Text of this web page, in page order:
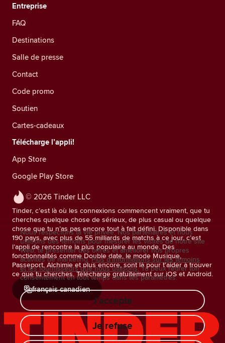
© 2026 Tinder LLC
Tinder, c’est là où les connexions commencent vraiment, que tu
cherches quelque chose de sérieux, de plus casual ou quelque
chose que tu n’as pas encore tout à fait défini. Disponible dans
190 pays, avec plus de 55 milliards de matchs à ce jour, c’est
l’appli de rencontre la plus populaire au monde. Des
fonctionnalités comme Double date, le mode Musique,
Passeport, Alchimie et plus encore, sont là pour t'aider à trouver
ce que tu cherches. Télécharge gratuitement sur iOS et Android.
français canadien
Entreprise
FAQ
Destinations
Salle de presse
Contact
Code promo
Soutien
Cartes-cadeaux
Télécharge l’appli!
App Store
Google Play Store
Nous respectons ta vie privée. Nos partenaires et nous
utilisons des témoins pour mesurer les visites de notre site
Web, te présenter des offres et améliorer nos propres
activités de marketing. Plus d'informations sur les témoins
et les fournisseurs que nous utilisons. Tu peux retirer ton
consentement en tout temps dans tes paramètres.
J'accepte
Je refuse